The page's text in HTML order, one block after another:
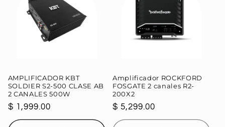
AMPLIFICADOR KBT
SOLDIER S2-500 CLASE AB
2 CANALES 500W
Precio
habitual
$ 1,999.00
Amplificador ROCKFORD
FOSGATE 2 canales R2-
200X2
Precio
habitual
$ 5,299.00